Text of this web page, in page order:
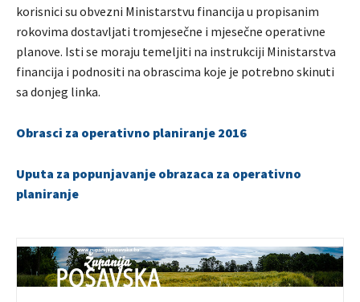
korisnici su obvezni Ministarstvu financija u propisanim
rokovima dostavljati tromjesečne i mjesečne operativne
planove. Isti se moraju temeljiti na instrukciji Ministarstva
financija i podnositi na obrascima koje je potrebno skinuti
sa donjeg linka.
Obrasci za operativno planiranje 2016
Uputa za popunjavanje obrazaca za operativno
planiranje